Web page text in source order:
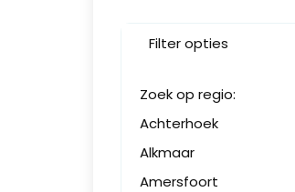
Filter opties
Zoek op regio:
Achterhoek
Alkmaar
Amersfoort